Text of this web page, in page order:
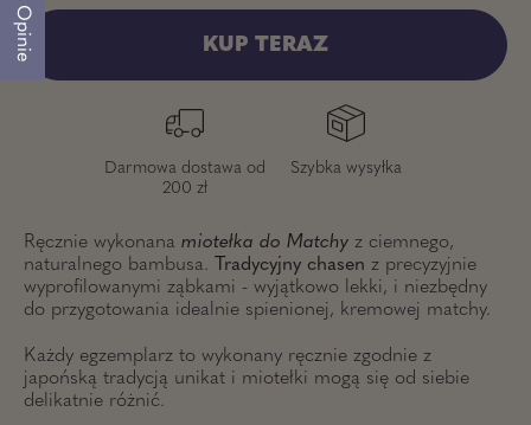
KUP TERAZ
Darmowa dostawa od
200 zł
Szybka wysyłka
Ręcznie wykonana miotełka do Matchy z ciemnego,
naturalnego bambusa.
Tradycyjny chasen z precyzyjnie
wyprofilowanymi ząbkami - wyjątkowo l ekki, i niezbędny
do przygotowania idealnie spienionej, kremowej matchy.
Każdy egzemplarz to wykonany ręcznie zgodnie z
japońską tradycją unikat i miotełki mogą się od siebie
delikatnie różnić.
Opinie